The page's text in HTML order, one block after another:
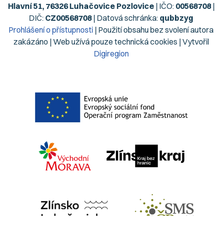
Hlavní 51, 76326 Luhačovice Pozlovice| IČO: 00568708|
DIČ: CZ00568708 | Datová schránka: qubbzyg
Prohlášení o přístupnosti | Použití obsahu bez svolení autora
zakázáno | Web užívá pouze technická cookies | Vytvořil
Digiregion